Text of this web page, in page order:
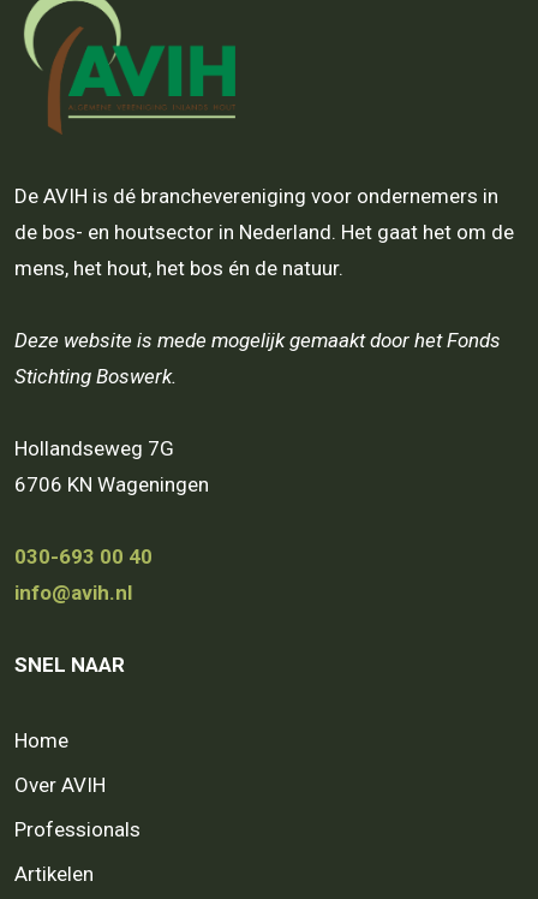
De AVIH is dé branchevereniging voor ondernemers in
de bos- en houtsector in Nederland. Het gaat het om de
mens, het hout, het bos én de natuur.
Deze website is mede mogelijk gemaakt door het Fonds
Stichting Boswerk.
Hollandseweg 7G
6706 KN Wageningen
030-693 00 40
info@avih.nl
SNEL NAAR
Home
Over AVIH
Professionals
Artikelen